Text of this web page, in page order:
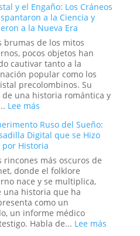
allá
de
Will
Smith:
los
oscuros
orígenes
de
los
verdaderos
de
Negro
y el Engaño: Los Cráneos
a la Ciencia y
a la Nueva Era
brumas de los mitos
pocos objetos han
cautivar tanto a la
popular como los
precolombinos. Su
de una historia romántica y
Lee más:
Cristal
y
el
Engaño:
Los
Cráneos
que
Espantaron
a
la
Ruso del Sueño:
Digital que se Hizo
por Historia
rincones más oscuros de
donde el folklore
nace y se multiplica,
una historia que ha
como un
un informe médico
Habla de... Lee más: